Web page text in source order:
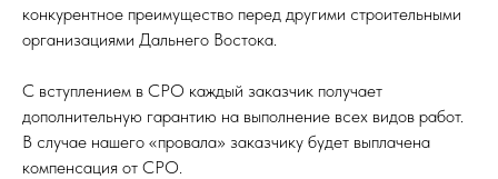
конкурентное преимущество перед другими строительными
организациями Дальнего Востока.
С вступлением в СРО каждый заказчик получает
дополнительную гарантию на выполнение всех видов работ.
В случае нашего «провала» заказчику будет выплачена
компенсация от СРО.